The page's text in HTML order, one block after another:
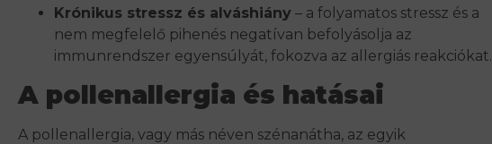
Krónikus stressz és alváshiány – a folyamatos stressz és a
nem megfelelő pihenés negatívan befolyásolja az
immunrendszer egyensúlyát, fokozva az allergiás reakciókat.
A pollenallergia és hatásai
A pollenallergia, vagy más néven szénanátha, az egyik